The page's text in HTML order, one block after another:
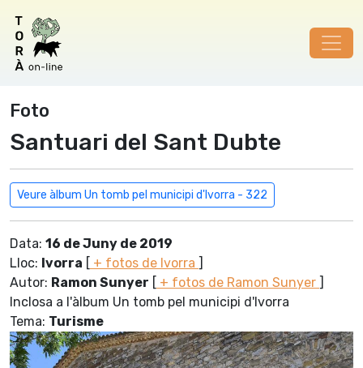
Foto
Santuari del Sant Dubte
Veure àlbum Un tomb pel municipi d'Ivorra - 322
Data: 16 de Juny de 2019
Lloc: Ivorra [ + fotos de Ivorra ]
Autor: Ramon Sunyer [ + fotos de Ramon Sunyer ]
Inclosa a l'àlbum Un tomb pel municipi d'Ivorra
Tema: Turisme